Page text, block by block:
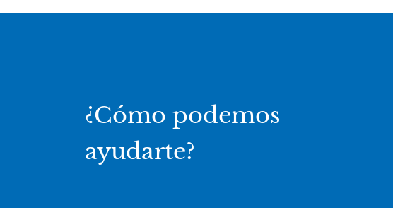
¿Cómo podemos
ayudarte?